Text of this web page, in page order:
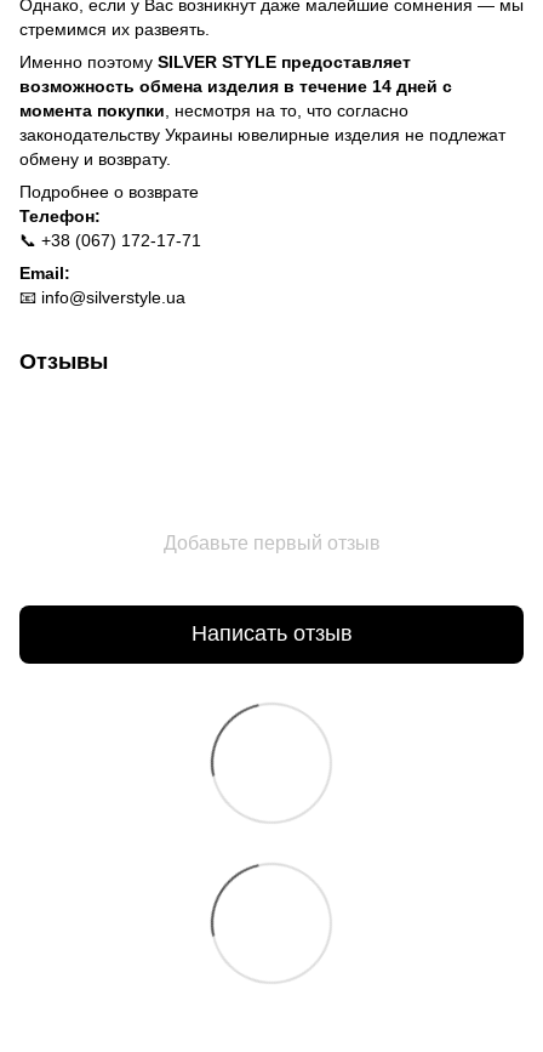
Однако, если у Вас возникнут даже малейшие сомнения — мы
стремимся их развеять.
Именно поэтому SILVER STYLE предоставляет
возможность обмена изделия в течение 14 дней с
момента покупки , несмотря на то, что согласно
законодательству Украины ювелирные изделия не подлежат
обмену и возврату.
Подробнее о возврате
Телефон:
📞 +38 (067) 172-17-71
Email:
📧 info@silverstyle.ua
Отзывы
Добавьте первый отзыв
Написать отзыв